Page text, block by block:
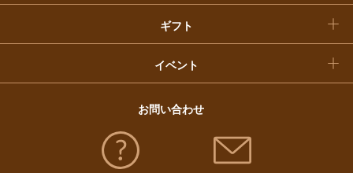
ギフト
イベント
お問い合わせ